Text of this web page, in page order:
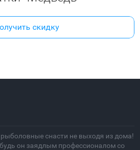
скидку
снасти не выходя из дома!
он заядлым профессионалом со